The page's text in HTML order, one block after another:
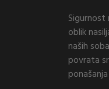
oblik
naših
povrata